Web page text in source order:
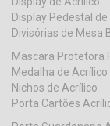
Display Pedestal
Divisórias de Mesa
Mascara Protetora
Medalha de Acrílico
Nichos de Acrílico
Porta Cartões